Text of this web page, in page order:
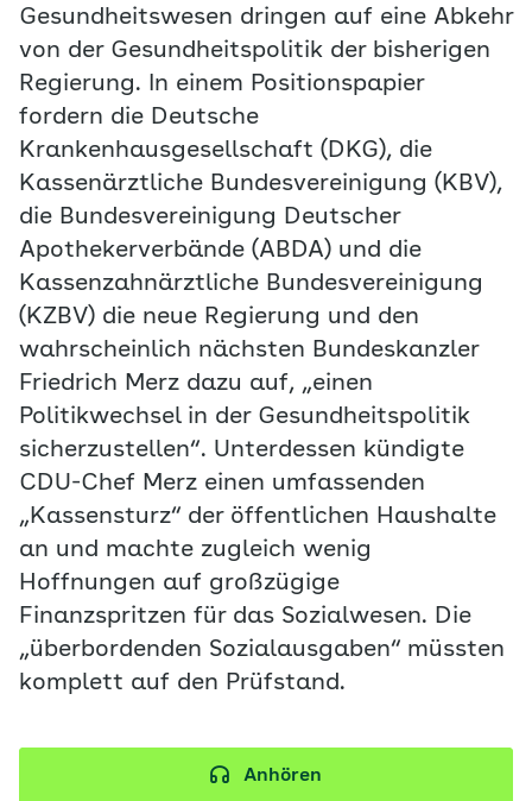
Gesundheitswesen dringen auf eine Abkehr
von der Gesundheitspolitik der bisherigen
Regierung. In einem Positionspapier
fordern die Deutsche
Krankenhausgesellschaft (DKG), die
Kassenärztliche Bundesvereinigung (KBV),
die Bundesvereinigung Deutscher
Apothekerverbände (ABDA) und die
Kassenzahnärztliche Bundesvereinigung
(KZBV) die neue Regierung und den
wahrscheinlich nächsten Bundeskanzler
Friedrich Merz dazu auf, „einen
Politikwechsel in der Gesundheitspolitik
sicherzustellen“. Unterdessen kündigte
CDU-Chef Merz einen umfassenden
„Kassensturz“ der öffentlichen Haushalte
an und machte zugleich wenig
Hoffnungen auf großzügige
Finanzspritzen für das Sozialwesen. Die
„überbordenden Sozialausgaben“ müssten
komplett auf den Prüfstand.
Anhören